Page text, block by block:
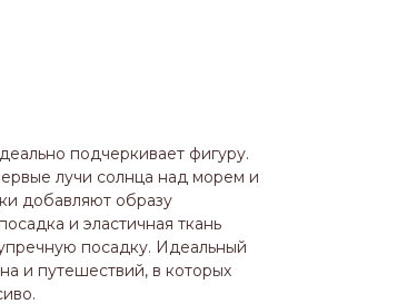
подчеркивает фигуру.
лучи солнца над морем и
добавляют образу
и эластичная ткань
посадку. Идеальный
и путешествий, в которых